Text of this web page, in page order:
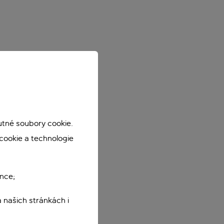
soubory cookie.
a technologie
našich stránkách i